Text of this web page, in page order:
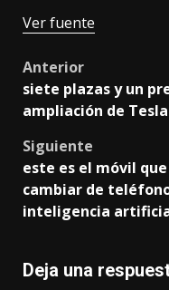
Ver fuente
Post
navigation
Anterior
siete plazas y un
ampliación de
Siguiente
este es el móvil
cambiar de
inteligencia
Deja una